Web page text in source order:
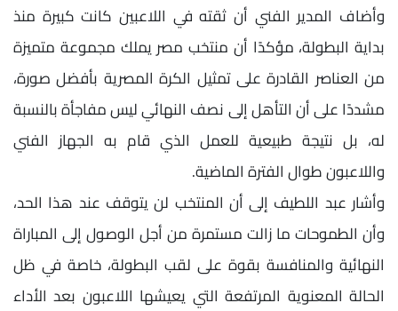
وأضاف المدير الفني أن ثقته في اللاعبين كانت كبيرة منذ
بداية البطولة، مؤكدًا أن منتخب مصر يملك مجموعة متميزة
من العناصر القادرة على تمثيل الكرة المصرية بأفضل صورة،
مشددًا على أن التأهل إلى نصف النهائي ليس مفاجأة بالنسبة
له، بل نتيجة طبيعية للعمل الذي قام به الجهاز الفني
واللاعبون طوال الفترة الماضية.
وأشار عبد اللطيف إلى أن المنتخب لن يتوقف عند هذا الحد،
وأن الطموحات ما زالت مستمرة من أجل الوصول إلى المباراة
النهائية والمنافسة بقوة على لقب البطولة، خاصة في ظل
الحالة المعنوية المرتفعة التي يعيشها اللاعبون بعد الأداء